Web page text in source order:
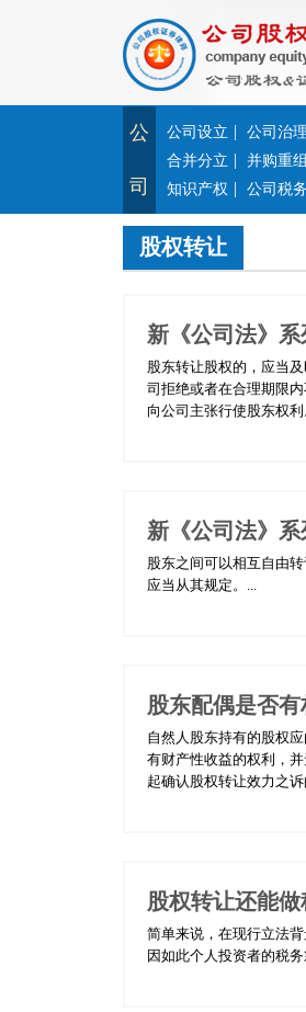
公
司
公司设立 | 公司治理
合并分立 | 并购重组
知识产权 | 公司税务
股权转让
新《公司法》
股东转让股权的，应当
司拒绝或者在合理期限
向公司主张行使股东权利
新《公司法》
股东之间可以相互自由
应当从其规定。...
股东配偶是否
自然人股东持有的股权
有财产性收益的权利，
起确认股权转让效力之
股权转让还能
简单来说，在现行立法
因如此个人投资者的税